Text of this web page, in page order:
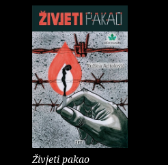
Živjeti pakao